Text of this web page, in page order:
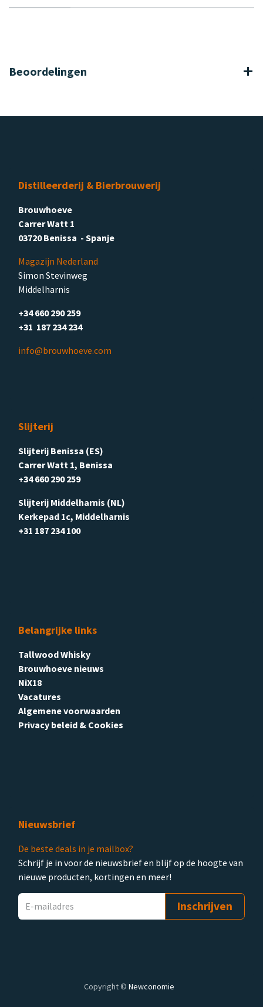
Beoordelingen
Distilleerderij & Bierbrouwerij
Brouwhoeve
Carrer Watt 1
03720 Benissa - Spanje
Magazijn Nederland
Simon Stevinweg
Middelharnis
+34 660 290 259
+31 187 234 234
info@brouwhoeve.com
Slijterij
Slijterij Benissa (ES)
Carrer Watt 1, Benissa
+34 660 290 259
Slijterij Middelharnis (NL)
Kerkepad 1c, Middelharnis
+31 187 234 100
Belangrijke links
Tallwood Whisky
Brouwhoeve nieuws
NiX18
Vacatures
Algemene voorwaarden
Privacy beleid & Cookies
Nieuwsbrief
De beste deals in je mailbox?
Schrijf je in voor de nieuwsbrief en blijf op de hoogte van
nieuwe producten, kortingen en meer!
Inschrijven
Copyright © Newconomie